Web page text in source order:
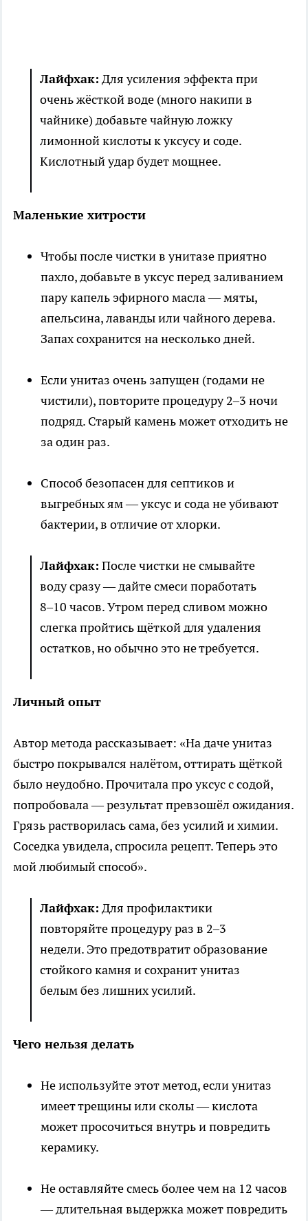
Лайфхак: Для усиления эффекта при
очень жёсткой воде (много накипи в
чайнике) добавьте чайную ложку
лимонной кислоты к уксусу и соде.
Кислотный удар будет мощнее.
Маленькие хитрости
Чтобы после чистки в унитазе приятно
пахло, добавьте в уксус перед заливанием
пару капель эфирного масла — мяты,
апельсина, лаванды или чайного дерева.
Запах сохранится на несколько дней.
Если унитаз очень запущен (годами не
чистили), повторите процедуру 2–3 ночи
подряд. Старый камень может отходить не
за один раз.
Способ безопасен для септиков и
выгребных ям — уксус и сода не убивают
бактерии, в отличие от хлорки.
Лайфхак: После чистки не смывайте
воду сразу — дайте смеси поработать
8–10 часов. Утром перед сливом можно
слегка пройтись щёткой для удаления
остатков, но обычно это не требуется.
Личный опыт
Автор метода рассказывает: «На даче унитаз
быстро покрывался налётом, оттирать щёткой
было неудобно. Прочитала про уксус с содой,
попробовала — результат превзошёл ожидания.
Грязь растворилась сама, без усилий и химии.
Соседка увидела, спросила рецепт. Теперь это
мой любимый способ».
Лайфхак: Для профилактики
повторяйте процедуру раз в 2–3
недели. Это предотвратит образование
стойкого камня и сохранит унитаз
белым без лишних усилий.
Чего нельзя делать
Не используйте этот метод, если унитаз
имеет трещины или сколы — кислота
может просочиться внутрь и повредить
керамику.
Не оставляйте смесь более чем на 12 часов
— длительная выдержка может повредить